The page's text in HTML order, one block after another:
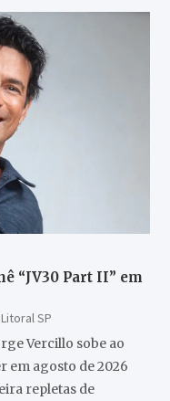
“JV30 Part II” em
SP
Vercillo sobe ao
em agosto de 2026
repletas de